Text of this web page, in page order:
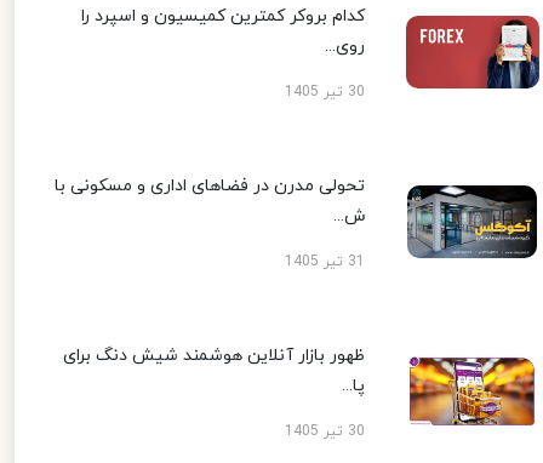
کدام بروکر کمترین کمیسیون و اسپرد را
روی...
30 تیر 1405
تحولی مدرن در فضاهای اداری و مسکونی با
ش...
ظهور بازار آنلاین هوشمند شیش دنگ برای
پا...
30 تیر 1405